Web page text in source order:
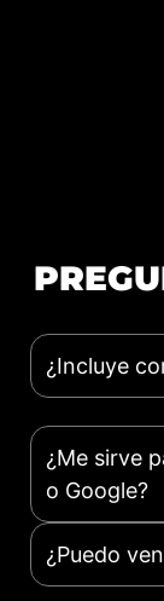
¿Incluye
¿Me sirve
o Google?
¿Puedo